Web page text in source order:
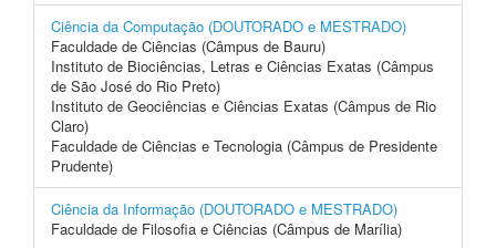
Ciência da Computação (DOUTORADO e MESTRADO)
Faculdade de Ciências (Câmpus de Bauru)
Instituto de Biociências, Letras e Ciências Exatas (Câmpus
de São José do Rio Preto)
Instituto de Geociências e Ciências Exatas (Câmpus de Rio
Claro)
Faculdade de Ciências e Tecnologia (Câmpus de Presidente
Prudente)
Ciência da Informação (DOUTORADO e MESTRADO)
Faculdade de Filosofia e Ciências (Câmpus de Marília)